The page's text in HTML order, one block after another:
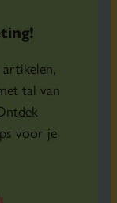
online.
gratis
van het
van
tal van
voor je